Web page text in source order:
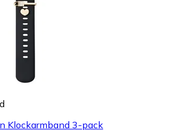
Klockarmband 3-pack